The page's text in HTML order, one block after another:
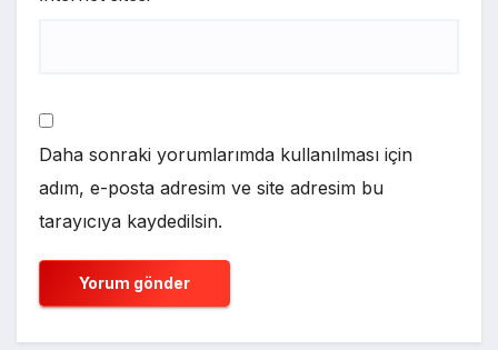
Daha sonraki yorumlarımda kullanılması için
adım, e-posta adresim ve site adresim bu
tarayıcıya kaydedilsin.